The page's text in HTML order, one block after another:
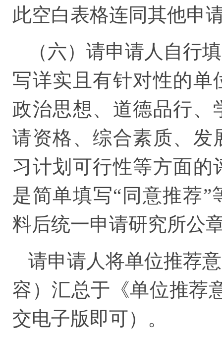
此空白表格连同其他申
（六）请申请人自行
写详实且有针对性的单
政治思想、道德品行、
请资格、综合素质、发
习计划可行性等方面
是简单填写“同意推荐
料后统一申请研究所公
请申请人将单位推荐
容）汇总于《单位推荐
交电子版即可）。